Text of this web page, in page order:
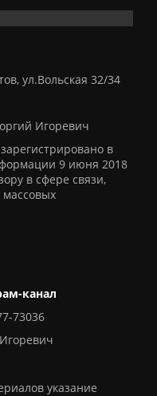
ул.Вольская 32/34
Игоревич
в
9 июня 2018
в сфере связи,
канал
73036
указание